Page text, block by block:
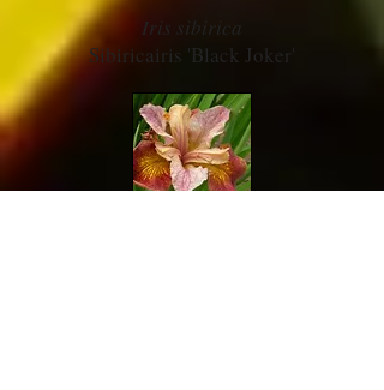
Iris sibirica
Sibiricairis 'Black Joker'